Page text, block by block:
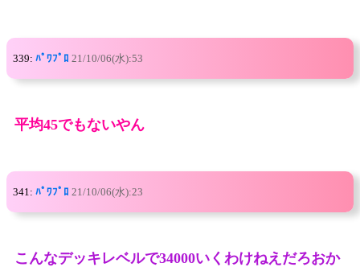
339: ﾊﾟﾜﾌﾟﾛ 21/10/06(水):53
平均45でもないやん
341: ﾊﾟﾜﾌﾟﾛ 21/10/06(水):23
こんなデッキレベルで34000いくわけねえだろおか